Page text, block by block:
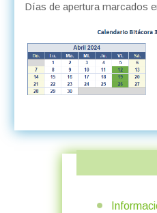
Días de apertura marcados